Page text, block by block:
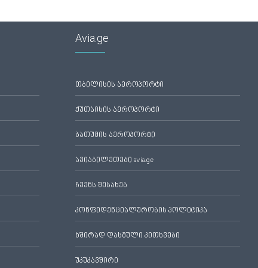
Avia.ge
თბილისის აეროპორტი
ქუთაისის აეროპორტი
ბათუმის აეროპორტი
ავიაბილეთები avia.ge
ჩვენს შესახებ
კონფიდენციალურობის პოლიტიკა
ხშირად დასმული კითხვები
უკუკავშირი